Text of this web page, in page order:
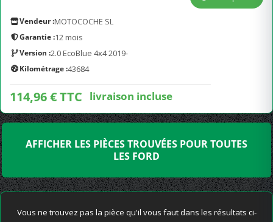
Vendeur :MOTOCOCHE SL
Garantie :12 mois
Version :2.0 EcoBlue 4x4 2019-
Kilométrage :43684
114,96 € TTC livraison incluse
AFFICHER LES PIÈCES TROUVÉES POUR TOUTES
LES FORD
Vous ne trouvez pas la pièce qu'il vous faut dans les résultats ci-